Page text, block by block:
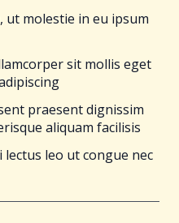
molestie in eu ipsum
sit mollis eget
praesent dignissim
aliquam facilisis
leo ut congue nec